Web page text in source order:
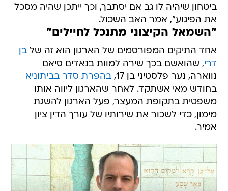
ביטחון שיהיה לו גב אם יסתבך, וכך ייתכן שהיה מסכל
את הפיגוע", אמר האב השכול.
"השמאל הקיצוני מתנכל לחיילים"
אחד התיקים המפורסמים של הארגון הוא זה שלבן
דרי, שהואשם בכך שירה למוות בנאדים סיאם
נווארה, נער פלסטיני בן 17,
בהפרת סדר בביתוניא
בחודש מאי אשתקד. לאחר שהארגון ליווה אותו
משפטית בתקופת המעצר, פעל הארגון להשגת
מימון, כדי לשכור את שירותיו של עורך הדין ציון
אמיר.